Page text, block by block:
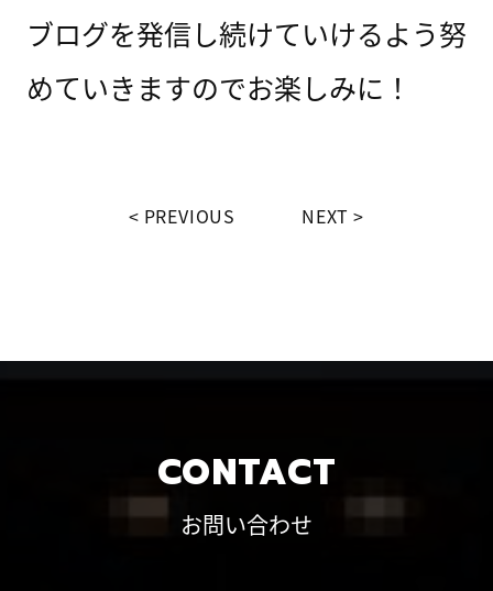
ブログを発信し続けていけるよう努
めていきますのでお楽しみに！
PREVIOUS NEXT
CONTACT
お問い合わせ